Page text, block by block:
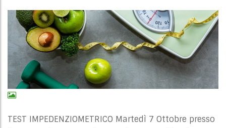
TEST IMPEDENZIOMETRICO Martedì 7 Ottobre presso